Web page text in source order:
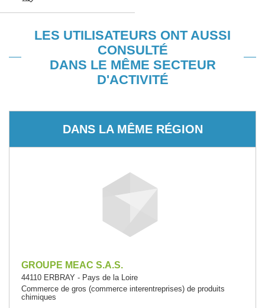
LES UTILISATEURS ONT AUSSI
CONSULTÉ
DANS LE MÊME SECTEUR
D'ACTIVITÉ
DANS LA MÊME RÉGION
GROUPE MEAC S.A.S.
44110 ERBRAY - Pays de la Loire
Commerce de gros (commerce interentreprises) de produits
chimiques